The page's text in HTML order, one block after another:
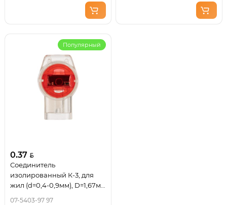
Популярный
0.37
Соединитель
изолированный К-3, для
жил (d=0,4-0,9мм), D=1,67мм
07-5403-97 97